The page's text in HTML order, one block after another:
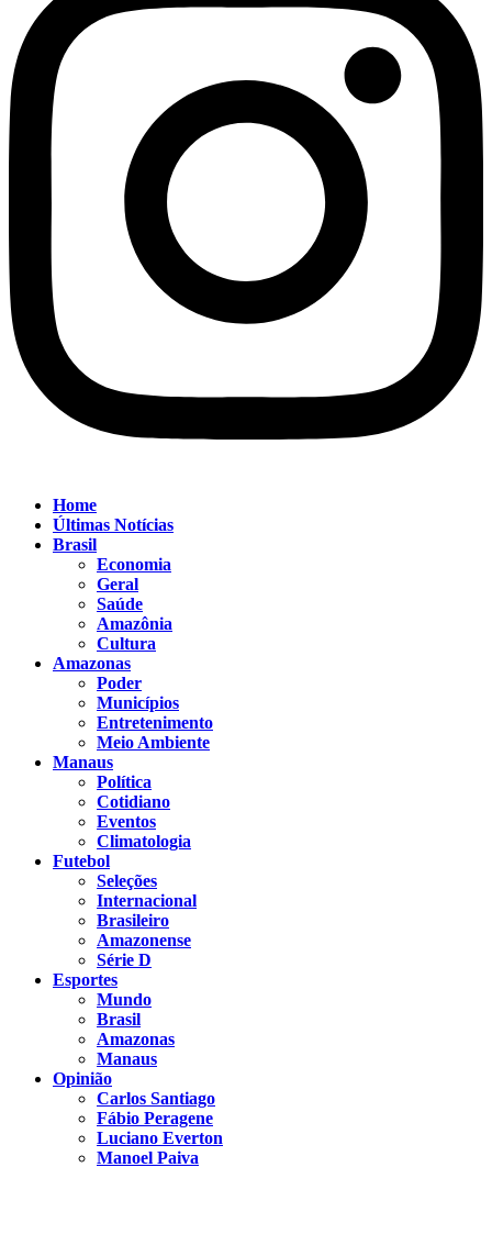
Home
Últimas Notícias
Brasil
Economia
Geral
Saúde
Amazônia
Cultura
Amazonas
Poder
Municípios
Entretenimento
Meio Ambiente
Manaus
Política
Cotidiano
Eventos
Climatologia
Futebol
Seleções
Internacional
Brasileiro
Amazonense
Série D
Esportes
Mundo
Brasil
Amazonas
Manaus
Opinião
Carlos Santiago
Fábio Peragene
Luciano Everton
Manoel Paiva